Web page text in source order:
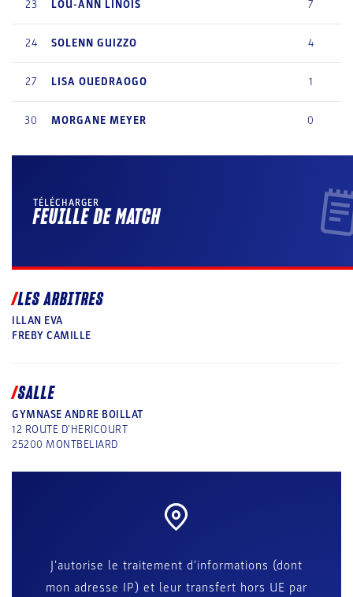
23 LOU-ANN LINOIS 7
24 SOLENN GUIZZO 4
27 LISA OUEDRAOGO 1
30 MORGANE MEYER 0
TÉLÉCHARGER
FEUILLE DE MATCH
LES ARBITRES
ILLAN EVA
FREBY CAMILLE
SALLE
GYMNASE ANDRE BOILLAT
12 ROUTE D'HERICOURT
25200 MONTBELIARD
J'autorise le traitement d'informations (dont
mon adresse IP) et leur transfert hors UE par